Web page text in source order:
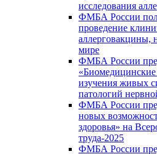
исследования
ФМБА России
проведение
аллерговакцины,
мире
ФМБА России
изучения живых
патологий
ФМБА России
новых
здоровья» на
труда-2025
ФМБА России